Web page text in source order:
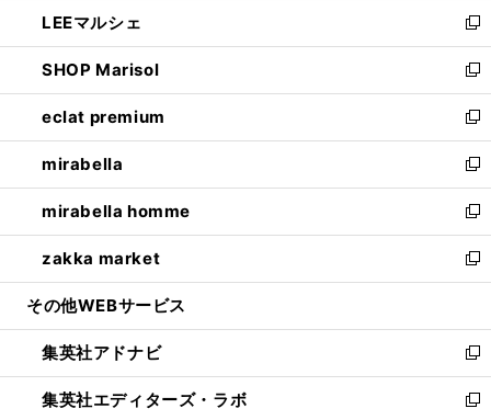
く
で
開
く
ド
ウ
で
開
く
ィ
ン
ド
ウ
で
開
く
い
ウ
ィ
ン
ド
ウ
で
開
く
LEEマルシェ
新
し
い
ウ
ィ
ン
ド
ウ
で
開
く
SHOP Marisol
新
し
い
ウ
ィ
ン
ド
ウ
で
開
eclat premium
新
し
い
ウ
ィ
ン
ド
ウ
開
く
mirabella
新
し
い
ウ
ィ
ン
ウ
で
開
く
mirabella homme
新
し
い
ウ
ン
ド
ウ
で
zakka market
新
し
ウ
ィ
ン
ド
その他WEBサービス
集英社アドナビ
新
し
い
集英社エディターズ・ラボ
新